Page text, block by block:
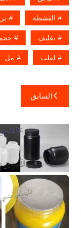
القشطة
تغليف حجم
لعلب مل
تصفّح
المقالات
السابق